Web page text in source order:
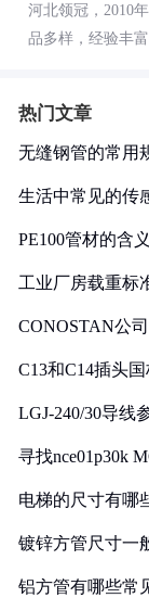
河北领冠，2010
品多样，经验丰
热门文章
无缝钢管的常用
生活中常见的传
PE100管材的含
工业厂房载重标
CONOSTAN公
C13和C14插头
LGJ-240/30导线
寻找nce01p30k
电梯的尺寸有哪
镀锌方管尺寸一
铝方管有哪些常